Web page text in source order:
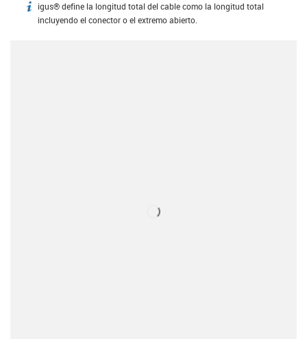
igus-icon-info
igus® define la longitud total del cable como la longitud total
incluyendo el conector o el extremo abierto.